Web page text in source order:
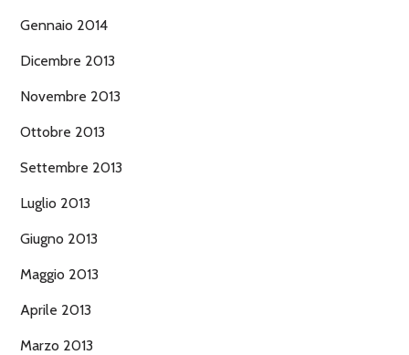
Gennaio 2014
Dicembre 2013
Novembre 2013
Ottobre 2013
Settembre 2013
Luglio 2013
Giugno 2013
Maggio 2013
Aprile 2013
Marzo 2013